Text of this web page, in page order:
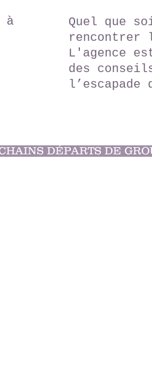
Quel que
rencontrer
L'agence
des
l’escapade
à
DÉPARTS DE